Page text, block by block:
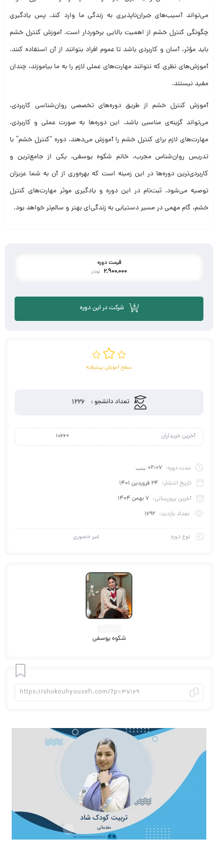
می‌تواند آسیب‌های جبران‌ناپذیری به زندگی ما وارد کند. پس یادگیری
چگونگی کنترل خشم از اهمیت بالایی برخوردار است. آموزش کنترل خشم
باید مؤثر، آسان و کاربردی باشد تا عموم افراد بتوانند از آن استفاده کنند.
آموزش‌های نظری که نتوانند مهارت‌های عملی لازم را به ما بیاموزند، چندان
مفید نیستند.
آموزش کنترل خشم از طریق دوره‌های تخصصی روان‌شناسی کاربردی،
می‌تواند گزینه‌ی مناسبی باشد. این دوره‌ها به صورت عملی و کاربردی،
مهارت‌های لازم برای کنترل خشم را آموزش می‌دهند. دوره “کنترل خشم” با
تدریس روان‌شناس مجرب، خانم شکوه یوسفی، یکی از جامع‌ترین و
کاربردی‌ترین دوره‌ها در این زمینه است که بهره‌وری از آن به شما عزیزان
توصیه می‌شود. ثبت‌نام در این دوره و یادگیری موثر مهارت‌های کنترل
خشم، گام مهمی در مسیر دستیابی به زندگی‌ای بهتر و سالم‌تر خواهد بود.
قیمت دوره
2,900,000 تومان
شرکت در این دوره
سطح آموزش پیشرفته
تعداد دانشجو : 1226
آخرین خریداران +1066
مدت دوره: 02:07 ساعت
تاریخ انتشار: 24 فروردین 1401
آخرین بروزرسانی: 7 بهمن 1404
تعداد بازدید: 1692
نوع دوره غیر حضوری
شکوه یوسفی
افزودن
علاقه